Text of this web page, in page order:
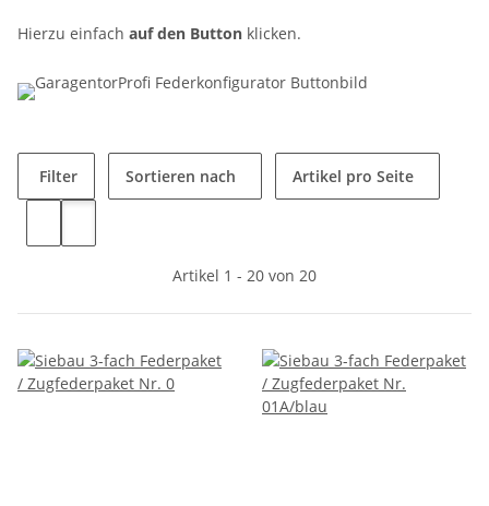
Hierzu einfach auf den Button klicken.
Filter Sortieren nach Artikel pro Seite
Artikel 1 - 20 von 20